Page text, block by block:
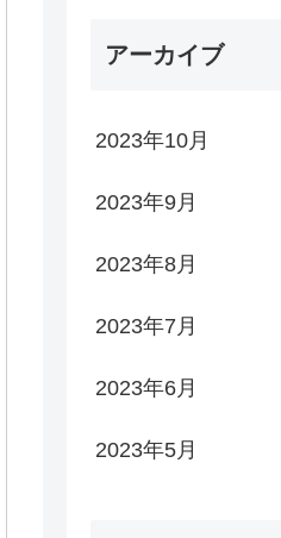
アーカイブ
2023年10月
2023年9月
2023年8月
2023年7月
2023年6月
2023年5月